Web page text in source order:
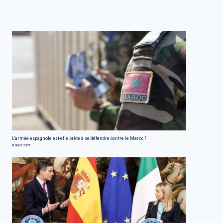
L'armée espagnole est-elle prête à se défendre contre le Maroc ?
8 août 2026